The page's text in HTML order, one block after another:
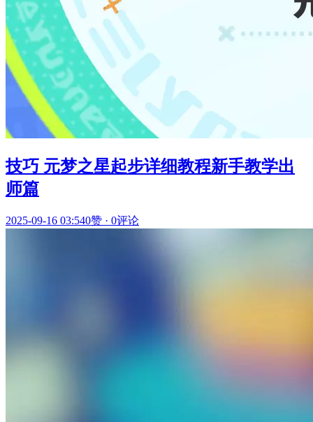
技巧 元梦之星起步详细教程新手教学出
师篇
2025-09-16 03:540赞 · 0评论